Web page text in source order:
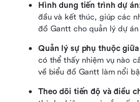
Hình dung tiến trình dự
đầu và kết thúc, giúp các
đồ Gantt cho quản lý dự
Quản lý sự phụ thuộc
có thể thấy nhiệm vụ nào
về biểu đồ Gantt làm nổi
Theo dõi tiến độ và điều